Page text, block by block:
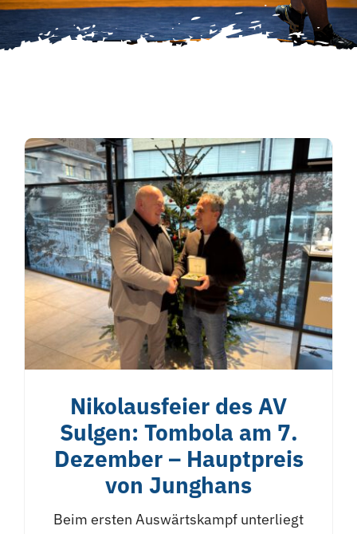
Nikolausfeier des AV
Sulgen: Tombola am 7.
Dezember – Hauptpreis
von Junghans
Beim ersten Auswärtskampf unterliegt